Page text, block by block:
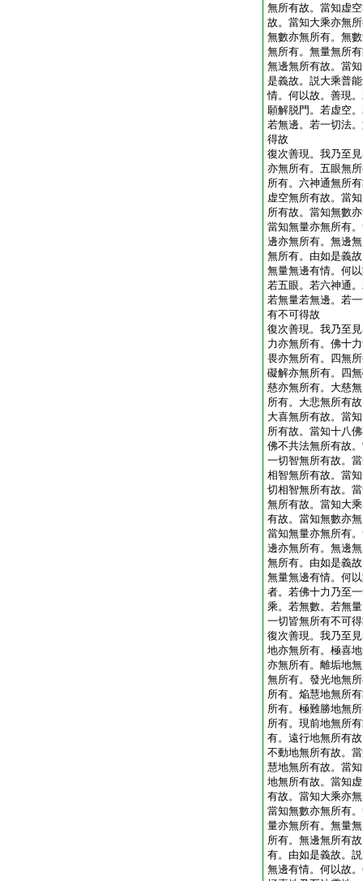
無所有故。當知虚
故。當知大乘亦無
無數亦無所有。無
無所有。無量無所
無邊無所有故。當
是義故。説大乘普
情。何以故。善現
願解脱門。若虚空
若無邊。若一切法
得故
復次善現。我乃至
亦無所有。五眼無
所有。六神通無所
虚空無所有故。當
所有故。當知無數
當知無量亦無所有
邊亦無所有。無邊
無所有。由如是義
無量無邊有情。何
若五眼。若六神通
若無量若無邊。若
有不可得故
復次善現。我乃至
力亦無所有。佛十
畏亦無所有。四無
礙解亦無所有。四
慈亦無所有。大慈
所有。大悲無所有
大喜無所有故。當
所有故。當知十八
佛不共法無所有故
一切智無所有故。
相智無所有故。當
切相智無所有故。
無所有故。當知大
有故。當知無數亦
當知無量亦無所有
邊亦無所有。無邊
無所有。由如是義
無量無邊有情。何
者。若佛十力乃至
乘。若無數。若無
一切皆無所有不可
復次善現。我乃至
地亦無所有。極喜
亦無所有。離垢地
無所有。發光地無
所有。焔慧地無所
所有。極難勝地無
所有。現前地無所
有。遠行地無所有
不動地無所有故。
慧地無所有故。當
地無所有故。當知
有故。當知大乘亦
當知無數亦無所有
量亦無所有。無量
所有。無邊無所有
有。由如是義故。
無邊有情。何以故